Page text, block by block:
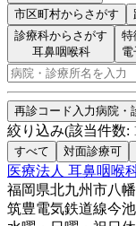
市区町村からさがす
診療科からさがす
耳鼻咽喉科
特
再診コード入力病院・
絞り込み(該当件数:
すべて 対面診療可
医療法人 耳鼻咽喉
福岡県北九州市八
筑豊電気鉄道線今池